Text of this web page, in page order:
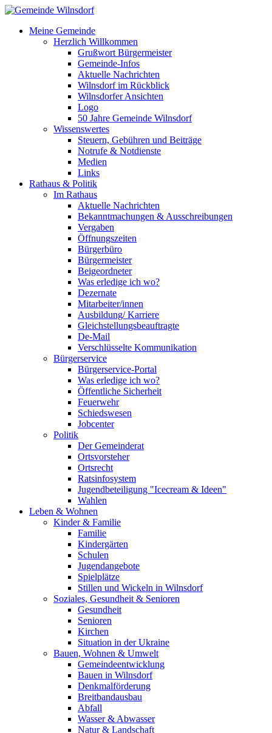
Meine Gemeinde
Herzlich Willkommen
Grußwort Bürgermeister
Gemeinde-Infos
Aktuelle Nachrichten
Wilnsdorf im Rückblick
Wilnsdorfer Ansichten
Logo
50 Jahre Gemeinde Wilnsdorf
Wissenswertes
Steuern, Gebühren und Beiträge
Notrufe & Notdienste
Medien
Links
Rathaus & Politik
Im Rathaus
Aktuelle Nachrichten
Bekanntmachungen & Ausschreibungen
Vergaben
Öffnungszeiten
Bürgerbüro
Bürgermeister
Beigeordneter
Was erledige ich wo?
Dezernate
Mitarbeiter/innen
Ausbildung/ Karriere
Gleichstellungsbeauftragte
De-Mail
Verschlüsselte Kommunikation
Bürgerservice
Bürgerservice-Portal
Was erledige ich wo?
Öffentliche Sicherheit
Feuerwehr
Schiedswesen
Jobcenter
Politik
Der Gemeinderat
Ortsvorsteher
Ortsrecht
Ratsinfosystem
Jugendbeteiligung "Icecream & Ideen"
Wahlen
Leben & Wohnen
Kinder & Familie
Familie
Kindergärten
Schulen
Jugendangebote
Spielplätze
Stillen und Wickeln in Wilnsdorf
Soziales, Gesundheit & Senioren
Gesundheit
Senioren
Kirchen
Situation in der Ukraine
Bauen, Wohnen & Umwelt
Gemeindeentwicklung
Bauen in Wilnsdorf
Denkmalförderung
Breitbandausbau
Abfall
Wasser & Abwasser
Natur & Landschaft